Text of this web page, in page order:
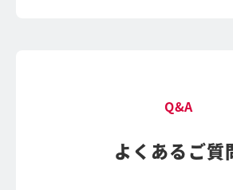
Q&A
よくあるご質